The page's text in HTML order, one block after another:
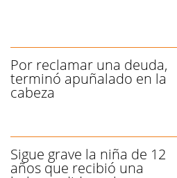
Por reclamar una deuda,
terminó apuñalado en la
cabeza
Sigue grave la niña de 12
años que recibió una